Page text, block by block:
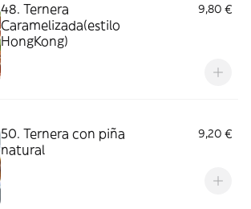
48. Ternera
Caramelizada(estilo
HongKong)
9,80 €
50. Ternera con piña
natural
9,20 €